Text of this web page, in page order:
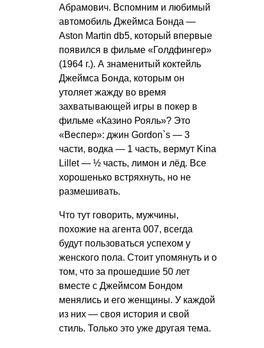
Абрамович. Вспомним и любимый
автомобиль Джеймса Бонда —
Aston Martin db5, который впервые
появился в фильме «Голдфингер»
(1964 г.). А знаменитый коктейль
Джеймса Бонда, которым он
утоляет жажду во время
захватывающей игры в покер в
фильме «Казино Рояль»? Это
«Веспер»: джин Gordon`s — 3
части, водка — 1 часть, вермут Kina
Lillet — ½ часть, лимон и лёд. Все
хорошенько встряхнуть, но не
размешивать.
Что тут говорить, мужчины,
похожие на агента 007, всегда
будут пользоваться успехом у
женского пола. Стоит упомянуть и о
том, что за прошедшие 50 лет
вместе с Джеймсом Бондом
менялись и его женщины. У каждой
из них — своя история и свой
стиль. Только это уже другая тема.